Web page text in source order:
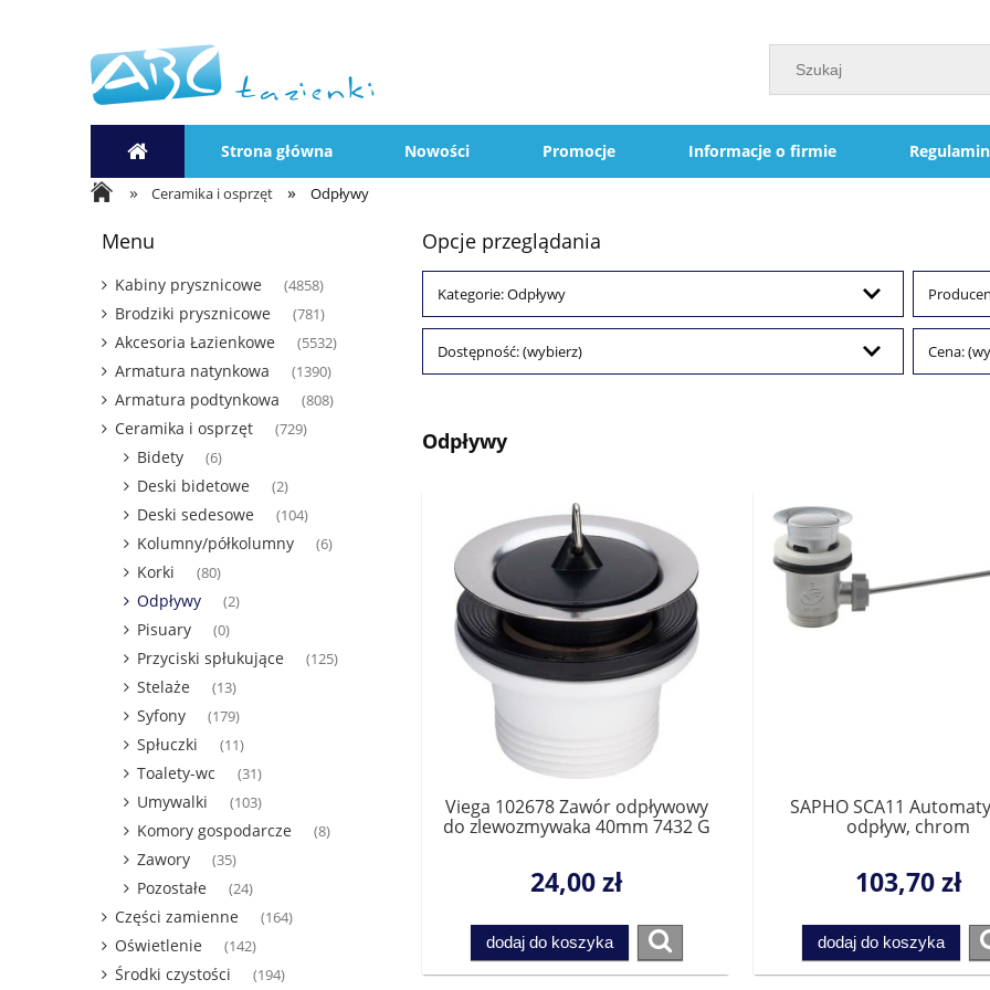
Strona główna Nowości Promocje Informacje o firmie Regulamin
» Ceramika i osprzęt » Odpływy
Menu
Kabiny prysznicowe (4858)
Brodziki prysznicowe (781)
Akcesoria Łazienkowe (5532)
Armatura natynkowa (1390)
Armatura podtynkowa (808)
Ceramika i osprzęt (729)
Bidety (6)
Deski bidetowe (2)
Deski sedesowe (104)
Kolumny/półkolumny (6)
Korki (80)
Odpływy (2)
Pisuary (0)
Przyciski spłukujące (125)
Stelaże (13)
Syfony (179)
Spłuczki (11)
Toalety-wc (31)
Umywalki (103)
Komory gospodarcze (8)
Zawory (35)
Pozostałe (24)
Części zamienne (164)
Oświetlenie (142)
Środki czystości (194)
Opcje przeglądania
Kategorie: Odpływy
Dostępność: (wybierz) Cena:
Odpływy
Viega 102678 Zawór odpływowy
do zlewozmywaka 40mm 7432 G
24,00 zł
dodaj do koszyka
SAPHO SCA11
odpływ, chrom
103,70 zł
dodaj do koszyka